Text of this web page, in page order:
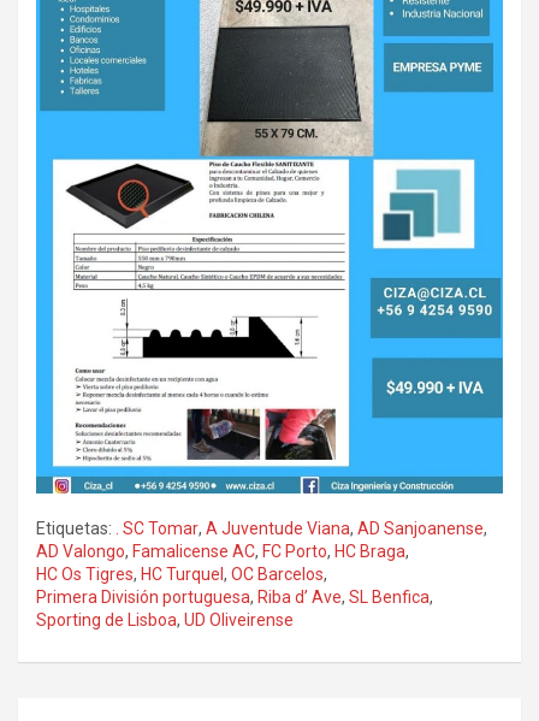
Etiquetas: . SC Tomar, A Juventude Viana, AD Sanjoanense,
AD Valongo, Famalicense AC, FC Porto, HC Braga,
HC Os Tigres, HC Turquel , OC Barcelos,
Primera División portuguesa, Riba d’ Ave, SL Benfica,
Sporting de Lisboa, UD Oliveirense